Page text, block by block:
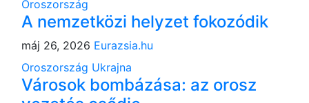
Oroszország
A nemzetközi helyzet fokozódik
máj 26, 2026 Eurazsia.hu
Oroszország Ukrajna
Városok bombázása: az orosz